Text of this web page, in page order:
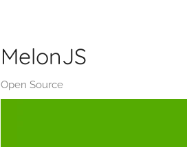
MelonJS
Open Source